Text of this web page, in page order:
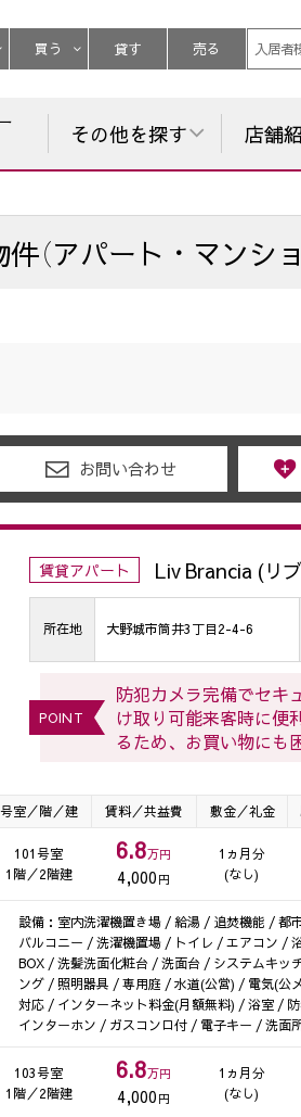
買う 貸す 売る 入居者
その他を探す 店舗
（アパート・マンシ
お問い合わせ
賃貸アパート Liv Brancia (リ
所在地 大野城市筒井3丁目2-4-6
POINT
防犯カメラ完備でセキ
け取り可能来客時に便
るため、お買い物にも
号室／階／建 賃料／共益費 敷金／礼金
101号室
1階／2階建
6.8万円
4,000円
1ヵ月分
(なし)
設備：室内洗濯機置き場 / 給湯 / 追焚機能 /
バルコニー / 洗濯機置場 / トイレ / エアコン /
BOX / 洗髪洗面化粧台 / 洗面台 / システムキッ
ング / 照明器具 / 専用庭 / 水道(公営) / 電気(公
対応 / インターネット料金(月額無料) / 浴室 /
インターホン / ガスコンロ付 / 電子キー / 洗面
103号室
1階／2階建
6.8万円
4,000円
1ヵ月分
(なし)